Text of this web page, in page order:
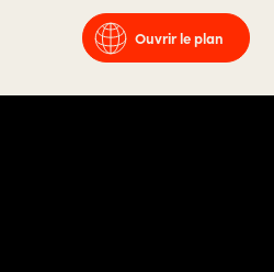
Ouvrir le plan